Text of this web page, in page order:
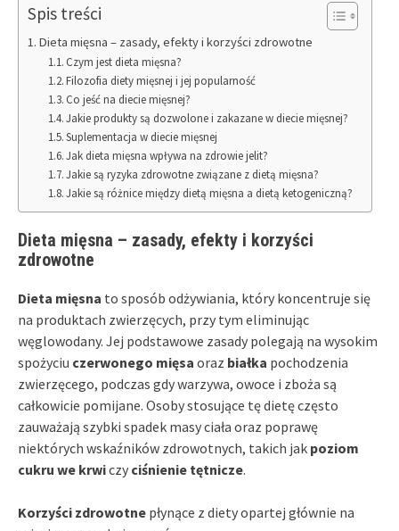
Spis treści
Dieta mięsna – zasady, efekty i korzyści zdrowotne
Czym jest dieta mięsna?
Filozofia diety mięsnej i jej popularność
Co jeść na diecie mięsnej?
Jakie produkty są dozwolone i zakazane w diecie mięsnej?
Suplementacja w diecie mięsnej
Jak dieta mięsna wpływa na zdrowie jelit?
Jakie są ryzyka zdrowotne związane z dietą mięsna?
Jakie są różnice między dietą mięsna a dietą ketogeniczną?
Dieta mięsna – zasady, efekty i korzyści
zdrowotne
Dieta mięsna to sposób odżywiania, który koncentruje się
na produktach zwierzęcych, przy tym eliminując
węglowodany. Jej podstawowe zasady polegają na wysokim
spożyciu czerwonego mięsa oraz białka pochodzenia
zwierzęcego, podczas gdy warzywa, owoce i zboża są
całkowicie pomijane. Osoby stosujące tę dietę często
zauważają szybki spadek masy ciała oraz poprawę
niektórych wskaźników zdrowotnych, takich jak poziom
cukru we krwiczy ciśnienie tętnicze.
Korzyści zdrowotne płynące z diety opartej głównie na